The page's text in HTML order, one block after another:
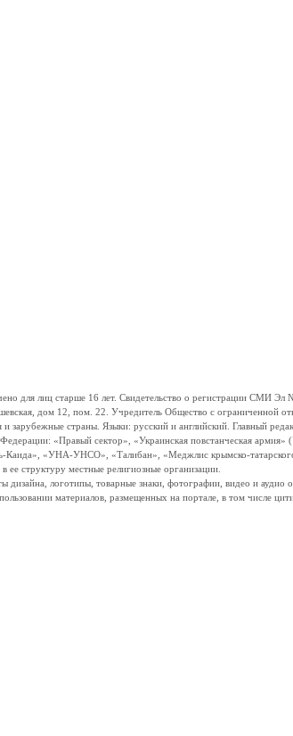
лиц старше 16 лет. Свидетельство о регистрации СМИ
дом 12, пом. 22. Учредитель Общество с
зарубежные страны. Языки: русский и английский. Главный
Федерации: «Правый сектор», «Украинская повстанческая
«УНА-УНСО», «Талибан», «Меджлис крымско-
структуру местные религиозные организации.
логотипы, товарные знаки, фотографии, видео и
материалов, размещенных на портале, в том числе